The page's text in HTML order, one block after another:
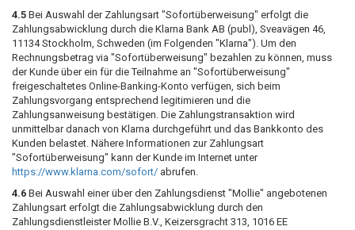
4.5 Bei Auswahl der Zahlungsart "Sofortüberweisung" erfolgt die
Zahlungsabwicklung durch die Klarna Bank AB (publ), Sveavägen 46,
11134 Stockholm, Schweden (im Folgenden "Klarna"). Um den
Rechnungsbetrag via "Sofortüberweisung" bezahlen zu können, muss
der Kunde über ein für die Teilnahme an "Sofortüberweisung"
freigeschaltetes Online-Banking-Konto verfügen, sich beim
Zahlungsvorgang entsprechend legitimieren und die
Zahlungsanweisung bestätigen. Die Zahlungstransaktion wird
unmittelbar danach von Klarna durchgeführt und das Bankkonto des
Kunden belastet. Nähere Informationen zur Zahlungsart
"Sofortüberweisung" kann der Kunde im Internet unter
https://www.klarna.com/sofort/ abrufen.
4.6 Bei Auswahl einer über den Zahlungsdienst "Mollie" angebotenen
Zahlungsart erfolgt die Zahlungsabwicklung durch den
Zahlungsdienstleister Mollie B.V., Keizersgracht 313, 1016 EE